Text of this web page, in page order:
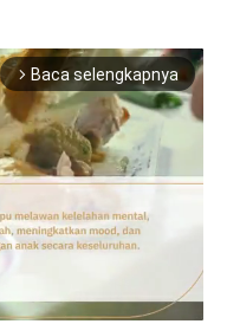
arrow_forward_ios Baca selengkapnya